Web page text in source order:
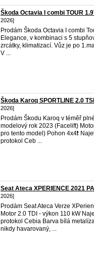
Škoda Octavia I combi TOUR
2026]
Prodám Škoda Octavia I combi
Elegance, v kombinaci s 5
zrcátky, klimatizací. Vůz je po
V ...
Škoda Karoq SPORTLINE 2.0
2026]
Prodám Škodu Karoq v téměř
modelový rok 2023 (Facelift)
pro tento model) Pohon 4x4❗️
protokol Ceb ...
Seat Ateca XPERIENCE 2021
2026]
Prodám Seat Ateca Verze
Motor 2.0 TDI - výkon 110 kW
protokol Cebia Barva bílá
nikdy havarovaný, ...